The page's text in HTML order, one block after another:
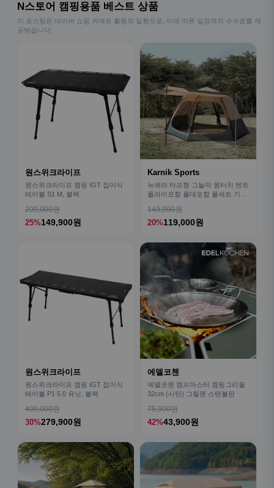
N스토어 캠핑용품 베스트 상품
이 포스팅은 네이버 쇼핑 커넥트 활동의 일환으로, 이에 따른 일정액의 수수료를 제
공받습니다.
원스위크라이프
원스위크라이프 캠핑 IGT 접이식
테이블 S1 M, 블랙
200,000원
25%149,900원
Karnik Sports
뉴에라 타프형 그늘막 원터치 텐트
플라이포함 폴대포함 풀세트 기본
149,000원
20%119,000원
원스위크라이프
원스위크라이프 캠핑 IGT 접이식
테이블 P1 5.0 유닛, 블랙
400,000원
30%279,900원
에델코첸
에델코첸 캠프마스터 캠핑그리들
32cm (사틴) 그릴팬 스텐불판
75,900원
42%43,900원